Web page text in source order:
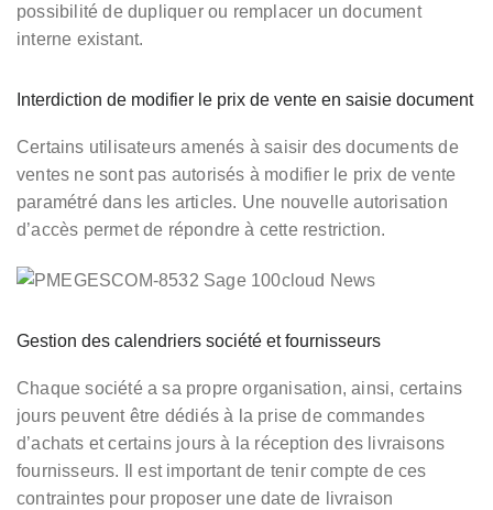
possibilité de dupliquer ou remplacer un document
interne existant.
Interdiction de modifier le prix de vente en saisie document
Certains utilisateurs amenés à saisir des documents de
ventes ne sont pas autorisés à modifier le prix de vente
paramétré dans les articles. Une nouvelle autorisation
d’accès permet de répondre à cette restriction.
Gestion des calendriers société et fournisseurs
Chaque société a sa propre organisation, ainsi, certains
jours peuvent être dédiés à la prise de commandes
d’achats et certains jours à la réception des livraisons
fournisseurs. Il est important de tenir compte de ces
contraintes pour proposer une date de livraison